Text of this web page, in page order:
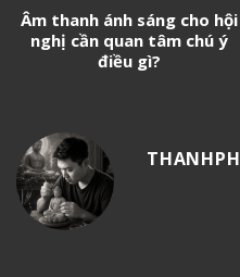
Âm thanh ánh sáng cho hội
nghị cần quan tâm chú ý
điều gì?